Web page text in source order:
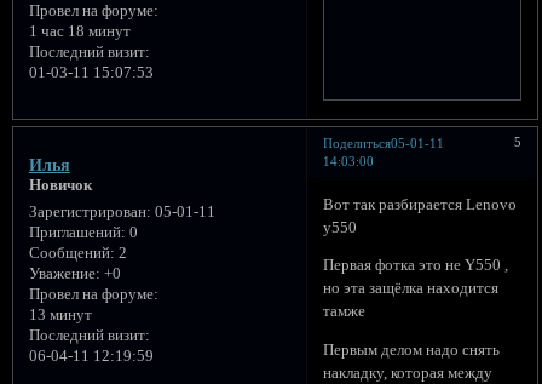
Провел на форуме:
1 час 18 минут
Последний визит:
01-03-11 15:07:53
Поделиться 5
05-01-11
14:03:00
Илья
Новичок
Зарегистрирован: 05-01-11
Приглашений: 0
Сообщений: 2
Уважение: +0
Провел на форуме:
13 минут
Последний визит:
06-04-11 12:19:59
Вот так разбирается Lenovo
y550
Первая фотка это не Y550 ,
но эта защёлка находится
тамже
Первым делом надо снять
накладку, которая между